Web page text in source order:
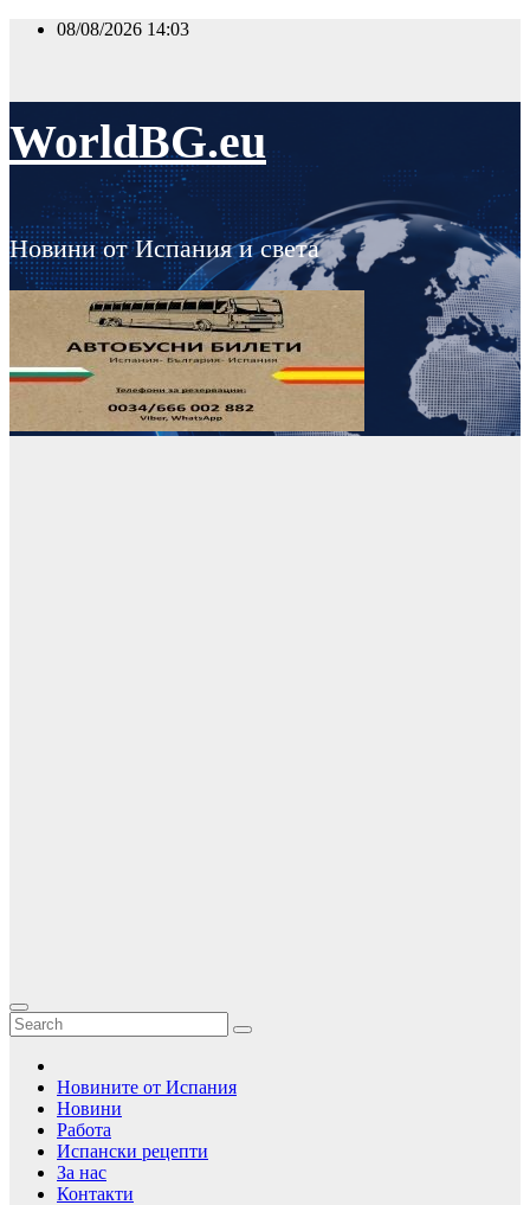
Skip
08/08/2026 14:03
WorldBG.eu
Новини от Испания и света
Новините от Испания
Новини
Работа
Испански рецепти
За нас
Контакти